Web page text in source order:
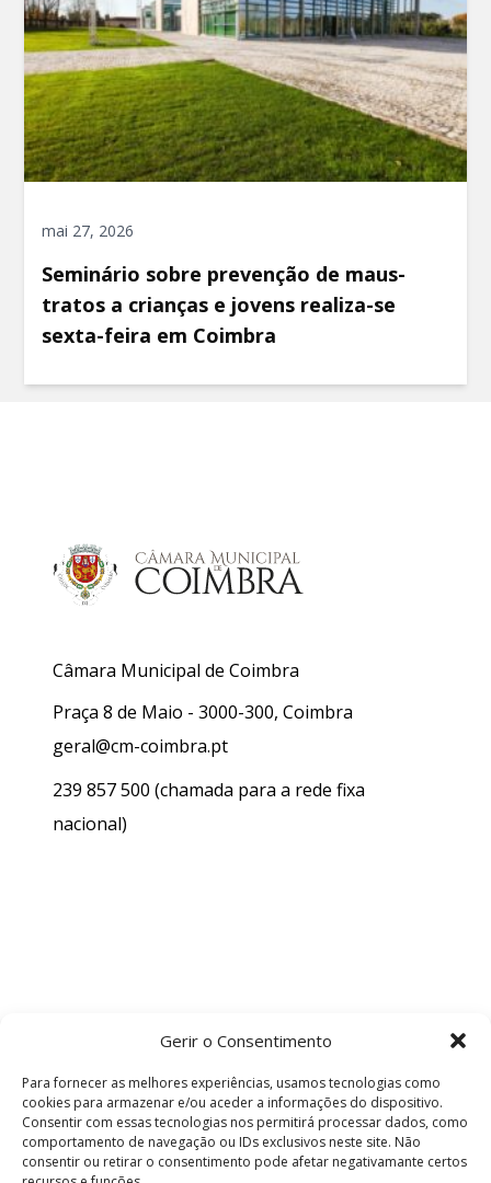
Gerir o Consentimento
Para fornecer as melhores experiências, usamos tecnologias como
cookies para armazenar e/ou aceder a informações do dispositivo.
Consentir com essas tecnologias nos permitirá processar dados, como
comportamento de navegação ou IDs exclusivos neste site. Não
consentir ou retirar o consentimento pode afetar negativamante certos
mai 27, 2026
Seminário sobre prevenção de maus-
tratos a crianças e jovens realiza-se
sexta-feira em Coimbra
Câmara Municipal de Coimbra
Praça 8 de Maio - 3000-300, Coimbra
geral@cm-coimbra.pt
239 857 500 (chamada para a rede fixa
nacional)